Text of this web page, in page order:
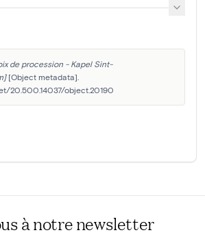
de procession - Kapel Sint-
[Object metadata].
20.500.14037/object.20190
à notre newsletter